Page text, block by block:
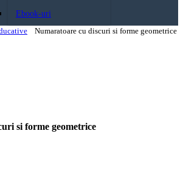
Ebook-uri
Numaratoare cu discuri si forme geometrice
si forme geometrice